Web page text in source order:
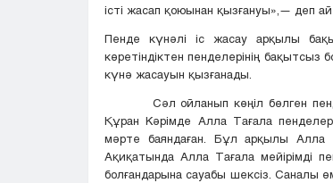
істі жасап қоюынан қызғануы»,— деп
Пенде күнәлі іс жасау арқылы
көретіндіктен пенделерінің бақытсыз
күнә жасауын қызғанады.
Сәл ойланып көңіл бөлген пенде
Құран Кәрімде Алла Тағала
мәрте баяндаған. Бұл арқылы Алла
Ақиқатында Алла Тағала мейірімді
болғандарына сауабы шексіз. Саналы